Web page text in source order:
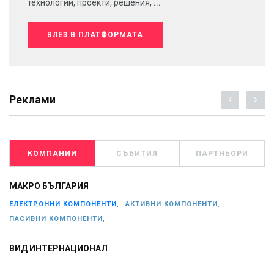
технологии, проекти, решения, ...
ВЛЕЗ В ПЛАТФОРМАТА
Реклами
КОМПАНИИ СЪБИТИЯ ПАРТНЬОРИ
МАКРО БЪЛГАРИЯ
ЕЛЕКТРОННИ КОМПОНЕНТИ,
АКТИВНИ КОМПОНЕНТИ,
ПАСИВНИ КОМПОНЕНТИ,
ВИД ИНТЕРНАЦИОНАЛ